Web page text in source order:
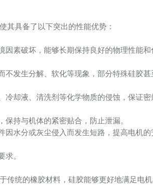
其具备了以下突出的性能优势：
因素破坏，能够长期保持良好的物理性能和
不发生分解、软化等现象，部分特殊硅胶甚
冷却液、清洗剂等化学物质的侵蚀，保证密
持与机体的紧密贴合，防止泄漏。
因水分或灰尘侵入而发生短路，提高电机的
求。
传统的橡胶材料，硅胶能够更好地满足电